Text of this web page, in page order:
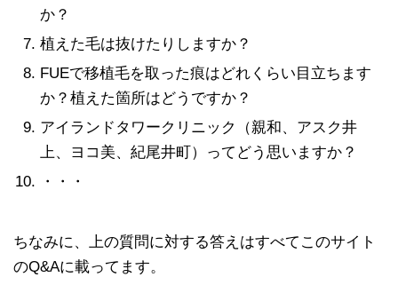
か？
植えた毛は抜けたりしますか？
FUEで移植毛を取った痕はどれくらい目立ちます
か？植えた箇所はどうですか？
アイランドタワークリニック（親和、アスク井
上、ヨコ美、紀尾井町）ってどう思いますか？
・・・
ちなみに、上の質問に対する答えはすべてこのサイト
のQ&Aに載ってます。